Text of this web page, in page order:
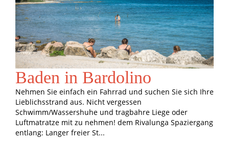
Baden in Bardolino
Nehmen Sie einfach ein Fahrrad und suchen Sie sich Ihre
Lieblichsstrand aus. Nicht vergessen
Schwimm/Wassershuhe und tragbahre Liege oder
Luftmatratze mit zu nehmen! dem Rivalunga Spaziergang
entlang: Langer freier St...